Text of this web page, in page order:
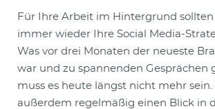
Für Ihre Arbeit im Hintergrund sollten
immer wieder Ihre Social Media-
Was vor drei Monaten der neueste
war und zu spannenden Gesprächen
muss es heute längst nicht mehr sein.
außerdem regelmäßig einen Blick in